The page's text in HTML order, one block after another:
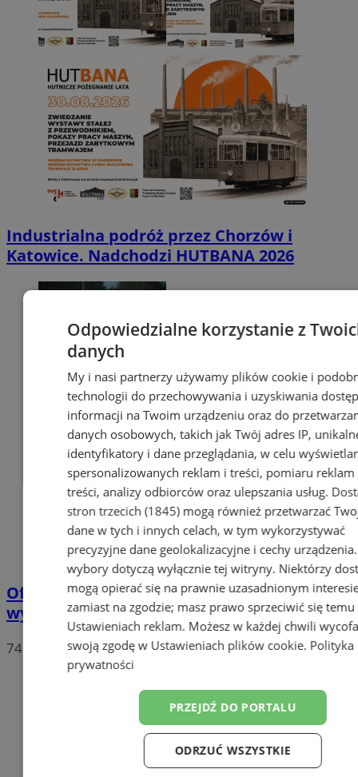
Industrialna podróż przez Chorzów i
Katowice. Nadchodzi HUTBANA 2026
Oficjalne wyniki wyborów: W Chorzowie
wygrywa Rafał Trzaskowski!
74
Odpowiedzialne korzystanie z
danych
My i nasi partnerzy używamy plików cookie i
technologii do przechowywania i uzyskiwania
informacji na Twoim urządzeniu oraz do
danych osobowych, takich jak Twój adres IP,
identyfikatory i dane przeglądania, w celu
spersonalizowanych reklam i treści, pomiaru reklam
treści, analizy odbiorców oraz ulepszania usług.
stron trzecich (1845)mogą również przetwarzać
dane w tych i innych celach, w tym wykorzystywać
precyzyjne dane geolokalizacyjne i cechy
wybory dotyczą wyłącznie tej witryny. Niektórzy
mogą opierać się na prawnie uzasadnionym
zamiast na zgodzie; masz prawo sprzeciwić się temu
Ustawieniach reklam. Możesz w każdej chwili
swoją zgodę w Ustawieniach plików cookie. Polityka
prywatności
PRZEJDŹ DO PORTALU
ODRZUĆ WSZYSTKIE